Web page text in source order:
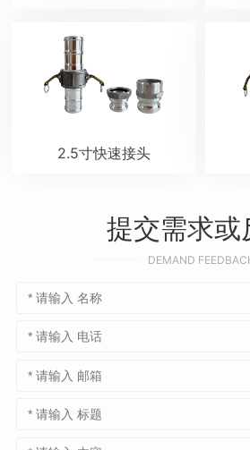
2.5寸快速接头
提交需求或
DEMAND